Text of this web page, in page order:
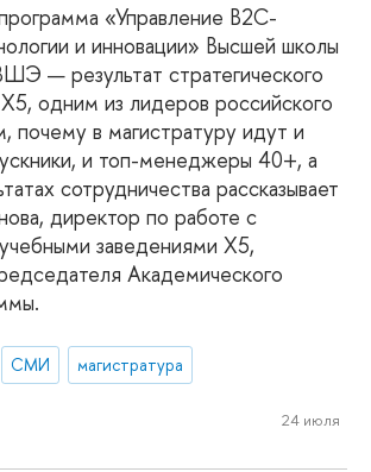
«Управление B2C-
и инновации» Высшей школы
— результат стратегического
одним из лидеров российского
почему в магистратуру идут и
и топ-менеджеры 40+, а
сотрудничества рассказывает
директор по работе с
заведениями X5,
Академического
СМИ магистратура
24 июля